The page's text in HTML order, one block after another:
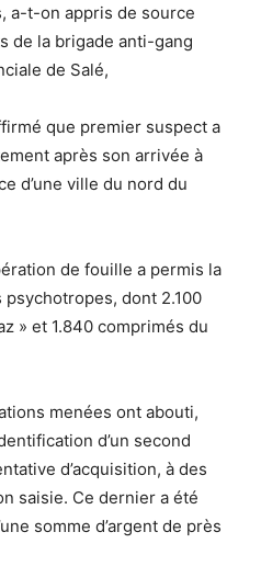
a-t-on appris de source
de la brigade anti-gang
de Salé,
que premier suspect a
après son arrivée à
d’une ville du nord du
de fouille a permis la
dont 2.100
» et 1.840 comprimés du
menées ont abouti,
d’un second
d’acquisition, à des
saisie. Ce dernier a été
somme d’argent de près